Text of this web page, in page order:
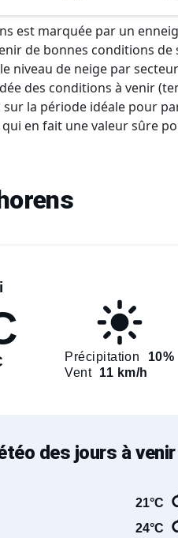
est marquée par un
de bonnes conditions de
niveau de neige par
des conditions à venir
sur la période idéale pour
en fait une valeur sûre
Précipitation
10%
Vent
11 km/h
des jours à venir
21°C
24°C